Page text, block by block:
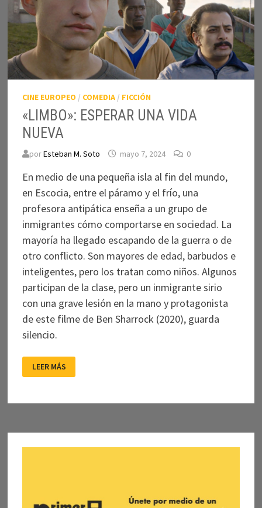
CINE EUROPEO / COMEDIA/ FICCIÓN
«LIMBO»: ESPERAR UNA VIDA
NUEVA
porEsteban M. Soto mayo 7, 2024 0
En medio de una pequeña isla al fin del mundo,
en Escocia, entre el páramo y el frío, una
profesora antipática enseña a un grupo de
inmigrantes cómo comportarse en sociedad. La
mayoría ha llegado escapando de la guerra o de
otro conflicto. Son mayores de edad, barbudos e
inteligentes, pero los tratan como niños. Algunos
participan de la clase, pero un inmigrante sirio
con una grave lesión en la mano y protagonista
de este filme de Ben Sharrock (2020), guarda
silencio.
«LIMBO»:
ESPERAR
UNA
LEER MÁS